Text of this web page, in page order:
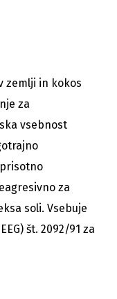
zemlji in kokos
za
vsebnost
za
soli. Vsebuje
št. 2092/91 za